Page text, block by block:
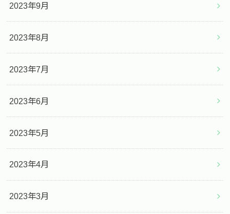
2023年9月
2023年8月
2023年7月
2023年6月
2023年5月
2023年4月
2023年3月